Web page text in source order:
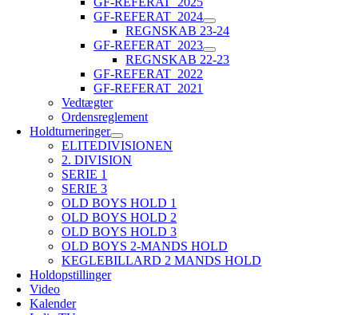
GF-REFERAT_2024
REGNSKAB 23-24
GF-REFERAT_2023
REGNSKAB 22-23
GF-REFERAT_2022
GF-REFERAT_2021
Vedtægter
Ordensreglement
Holdturneringer
ELITEDIVISIONEN
2. DIVISION
SERIE 1
SERIE 3
OLD BOYS HOLD 1
OLD BOYS HOLD 2
OLD BOYS HOLD 3
OLD BOYS 2-MANDS HOLD
KEGLEBILLARD 2 MANDS HOLD
Holdopstillinger
Video
Kalender